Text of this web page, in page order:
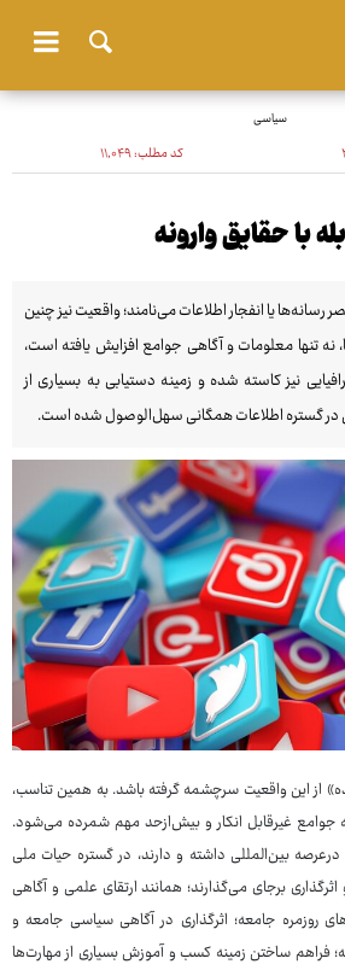
سیاسی
کد مطلب:۱۱٬۰۴۹
با حقایق وارونه
یا انفجار اطلاعات می‌نامند؛ واقعیت نیز چنین
تنها معلومات و آگاهی جوامع افزایش یافته است،
نیز کاسته شده و زمینه دستیابی به بسیاری از
گستره اطلاعات همگانی سهل‌الوصول شده است.
از این واقعیت سرچشمه گرفته باشد. به همین تناسب،
غیرقابل انکار و بیش‌ازحد مهم شمرده می‌شود.
درعرصه بین‌المللی داشته و دارند، در گستره حیات ملی
برجای می‌گذارند؛ همانند ارتقای علمی و آگاهی
روزمره جامعه؛ اثرگذاری در آگاهی سیاسی جامعه و
فراهم ساختن زمینه کسب و آموزش بسیاری از مهارت‌ها